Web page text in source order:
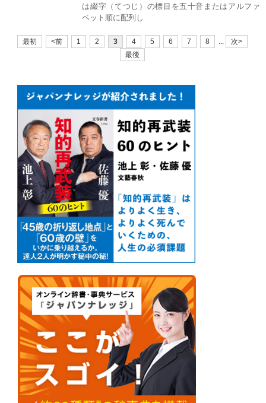
は綴字（てつじ）の標目を五十音またはアルファ
ベット順に配列し
最初 <前 1 2 3 4 5 6 7 8
次>
最後